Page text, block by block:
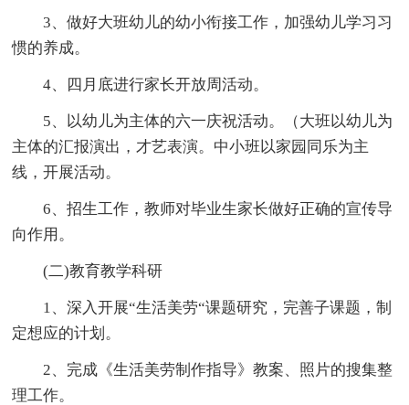
3、做好大班幼儿的幼小衔接工作，加强幼儿学习习
惯的养成。
4、四月底进行家长开放周活动。
5、以幼儿为主体的六一庆祝活动。（大班以幼儿为
主体的汇报演出，才艺表演。中小班以家园同乐为主
线，开展活动。
6、招生工作，教师对毕业生家长做好正确的宣传导
向作用。
(二)教育教学科研
1、深入开展“生活美劳“课题研究，完善子课题，制
定想应的计划。
2、完成《生活美劳制作指导》教案、照片的搜集整
理工作。